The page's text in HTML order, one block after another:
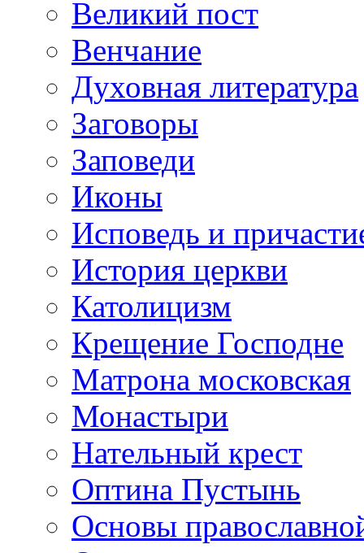
Великий пост
Венчание
Духовная литература
Заговоры
Заповеди
Иконы
Исповедь и
История церкви
Католицизм
Крещение Господне
Матрона московская
Монастыри
Нательный крест
Оптина Пустынь
Основы